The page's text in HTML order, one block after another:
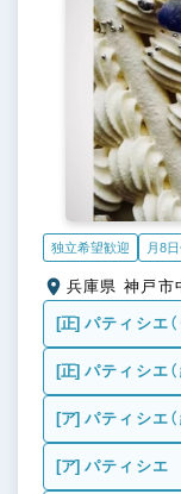
独立希望歓迎 月8
[正] パティシエ
[正] パティシエ（
[ア] パティシエ（
[ア] パティシエ